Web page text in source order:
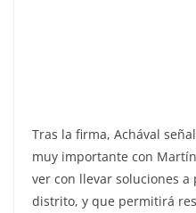
Tras la firma, Achával
muy importante con
ver con llevar soluciones
distrito, y que permitirá